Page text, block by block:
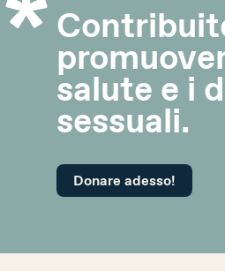
salute e i
sessuali.
Donare adesso!